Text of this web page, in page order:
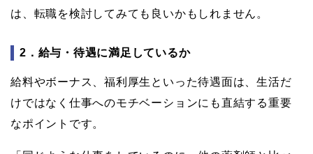
は、転職を検討してみても良いかもしれません。
2．給与・待遇に満足しているか
給料やボーナス、福利厚生といった待遇面は、生活だ
けではなく仕事へのモチベーションにも直結する重要
なポイントです。